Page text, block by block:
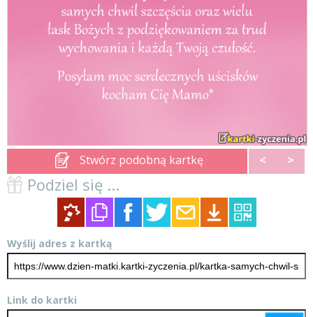
Stwórz podobną kartkę < >
Podziel się ...
Wyślij adres z kartką
Link do kartki